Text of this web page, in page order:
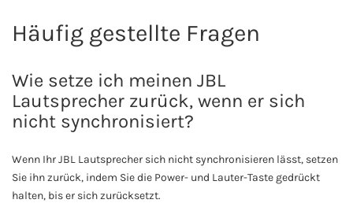
Häufig gestellte Fragen
Wie setze ich meinen JBL
Lautsprecher zurück, wenn er sich
nicht synchronisiert?
Wenn Ihr JBL Lautsprecher sich nicht synchronisieren lässt, setzen
Sie ihn zurück, indem Sie die Power- und Lauter-Taste gedrückt
halten, bis er sich zurücksetzt.